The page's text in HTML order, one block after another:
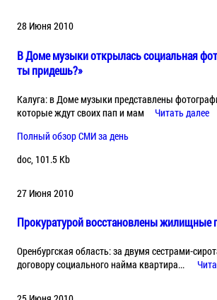
28 Июня 2010
В Доме музыки открылась социальная
ты придешь?»
Калуга: в Доме музыки представлены
которые ждут своих пап и мам
Читать далее
Полный обзор СМИ за день
doc, 101.5 Kb
27 Июня 2010
Прокуратурой восстановлены жилищные
Оренбургская область: за двумя сестрами-
договору социального найма квартира...